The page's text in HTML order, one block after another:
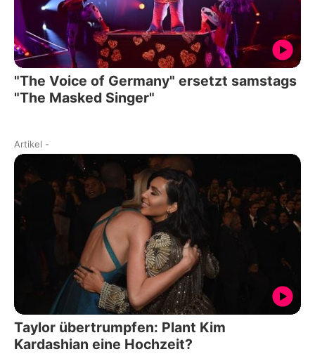
"The Voice of Germany" ersetzt samstags
"The Masked Singer"
Artikel -
Taylor übertrumpfen: Plant Kim
Kardashian eine Hochzeit?